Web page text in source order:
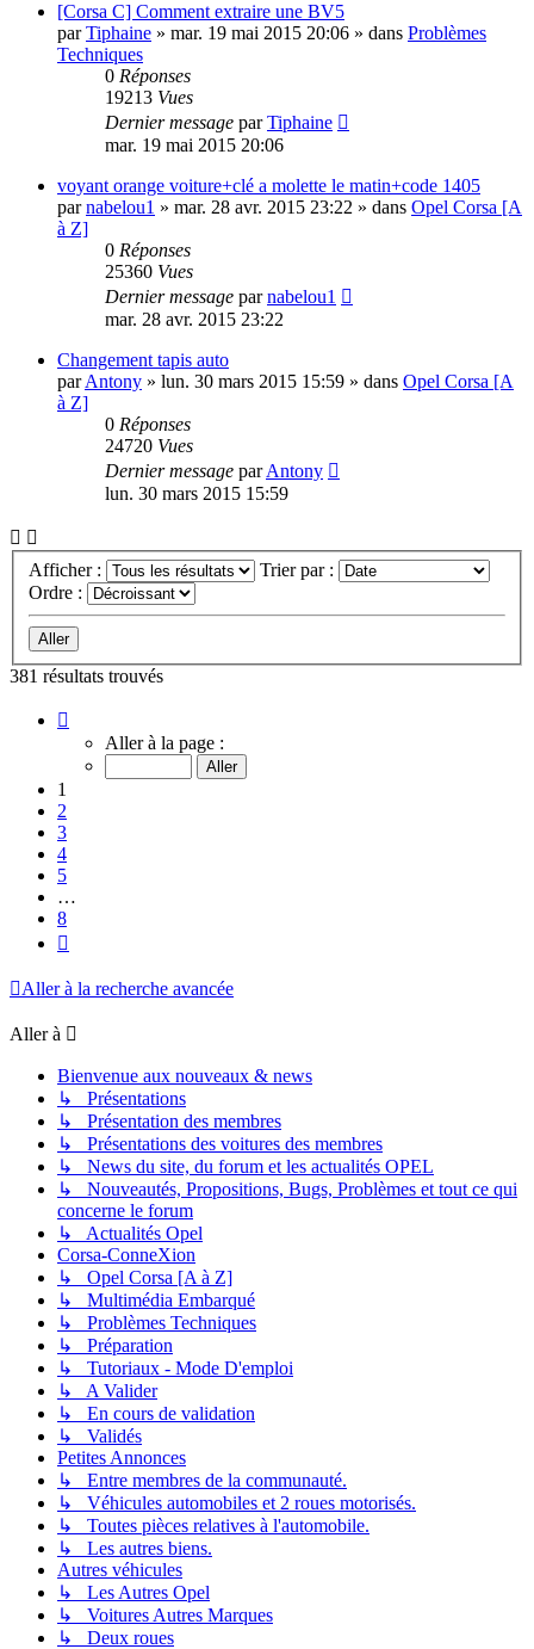
[Corsa C] Comment extraire une BV5
parTiphaine » mar. 19 mai 2015 20:06 » dans Problèmes
Techniques
0 Réponses
19213 Vues
Dernier message parTiphaine
mar. 19 mai 2015 20:06
voyant orange voiture+clé a molette le matin+code 1405
parnabelou1 » mar. 28 avr. 2015 23:22 » dans Opel Corsa [A
à Z]
0 Réponses
25360 Vues
Dernier message parnabelou1
mar. 28 avr. 2015 23:22
Changement tapis auto
parAntony » lun. 30 mars 2015 15:59 » dans Opel Corsa [A
à Z]
0 Réponses
24720 Vues
Dernier message parAntony
lun. 30 mars 2015 15:59
Afficher :
Trier par :
Ordre :
381 résultats trouvés
sur
Aller à la page :
1
2
3
4
5
…
8
Aller à la recherche avancée
Aller à
Bienvenue aux nouveaux & news
↳ Présentations
↳ Présentation des membres
↳ Présentations des voitures des membres
↳ News du site, du forum et les actualités OPEL
↳ Nouveautés, Propositions, Bugs, Problèmes et tout ce qui
concerne le forum
↳ Actualités Opel
Corsa-ConneXion
↳ Opel Corsa [A à Z]
↳ Multimédia Embarqué
↳ Problèmes Techniques
↳ Préparation
↳ Tutoriaux - Mode D'emploi
↳ A Valider
↳ En cours de validation
↳ Validés
Petites Annonces
↳ Entre membres de la communauté.
↳ Véhicules automobiles et 2 roues motorisés.
↳ Toutes pièces relatives à l'automobile.
↳ Les autres biens.
Autres véhicules
↳ Les Autres Opel
↳ Voitures Autres Marques
↳ Deux roues